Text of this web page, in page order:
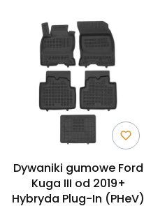
Dywaniki gumowe Ford
Kuga III od 2019+
Hybryda Plug-In (PHeV)